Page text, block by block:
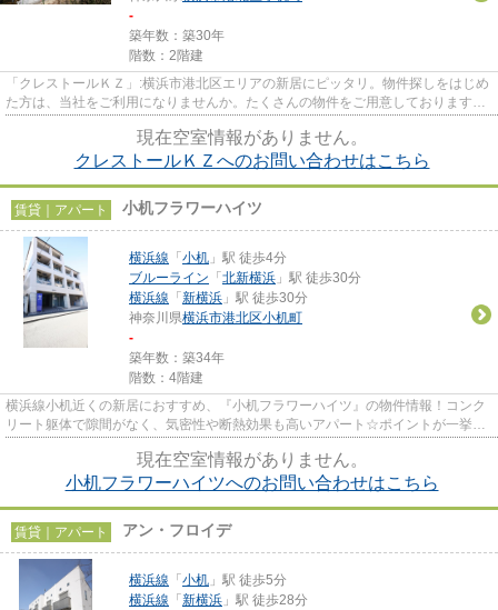
-
築年数：築30年
階数：2階建
「クレストールＫＺ」:横浜市港北区エリアの新居にピッタリ。物件探しをはじめ
た方は、当社をご利用になりませんか。たくさんの物件をご用意しておりますの
現在空室情報がありません。
クレストールＫＺへのお問い合わせはこちら
賃貸｜アパート 小机フラワーハイツ
横浜線 「 小机 」駅 徒歩4分
ブルーライン 「 北新横浜 」駅 徒歩30分
横浜線 「 新横浜 」駅 徒歩30分
神奈川県横浜市港北区小机町
-
築年数：築34年
階数：4階建
横浜線小机近くの新居におすすめ、『小机フラワーハイツ』の物件情報！コンク
リート躯体で隙間がなく、気密性や断熱効果も高いアパート☆ポイントが一挙に
現在空室情報がありません。
小机フラワーハイツへのお問い合わせはこちら
賃貸｜アパート アン・フロイデ
横浜線 「 小机 」駅 徒歩5分
横浜線 「 新横浜 」駅 徒歩28分